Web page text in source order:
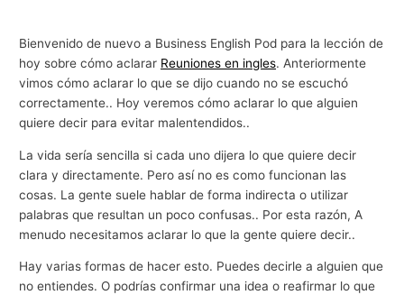
Bienvenido de nuevo a Business English Pod para la lección de
hoy sobre cómo aclarar Reuniones en ingles. Anteriormente
vimos cómo aclarar lo que se dijo cuando no se escuchó
correctamente.. Hoy veremos cómo aclarar lo que alguien
quiere decir para evitar malentendidos..
La vida sería sencilla si cada uno dijera lo que quiere decir
clara y directamente. Pero así no es como funcionan las
cosas. La gente suele hablar de forma indirecta o utilizar
palabras que resultan un poco confusas.. Por esta razón, A
menudo necesitamos aclarar lo que la gente quiere decir..
Hay varias formas de hacer esto. Puedes decirle a alguien que
no entiendes. O podrías confirmar una idea o reafirmar lo que